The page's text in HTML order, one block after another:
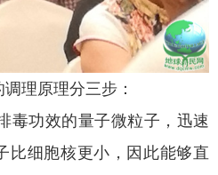
理原理分三步：
功效的量子微粒子，迅速
比细胞核更小，因此能够直